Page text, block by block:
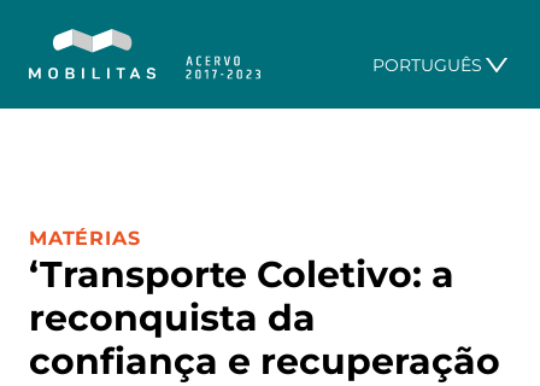
PORTUGUÊS
‘Transporte Coletivo: a
reconquista da
confiança e recuperação
CATEGORIA:
MATÉRIAS